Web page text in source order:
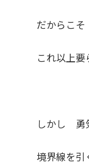
だからこそ
これ以上
しかし 勇
境界線を